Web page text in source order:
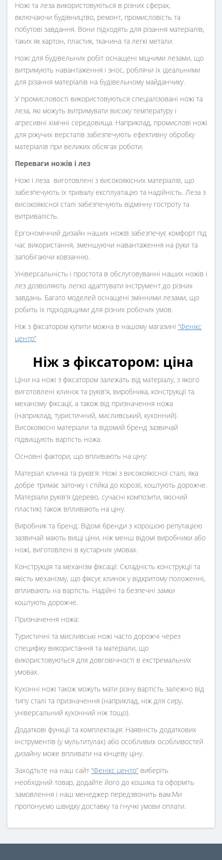
Ножі та леза використовуються в різних сферах,
включаючи будівництво, ремонт, промисловість та
побутові завдання. Вони підходять для різання матеріалів,
таких як картон, пластик, тканина та легкі метали.
Ножі для будівельних робіт оснащені міцними лезами, що
витримують навантаження і знос, роблячи їх ідеальними
для різання матеріалів на будівельному майданчику.
У промисловості використовуються спеціалізовані ножі та
леза, які можуть витримувати високу температуру і
агресивні хімічні середовища. Наприклад, промислові ножі
для ріжучих верстатів забезпечують ефективну обробку
матеріалів при великих обсягах роботи.
Переваги ножів і лез
Ножі і леза виготовлені з високоякісних матеріалів, що
забезпечують їх тривалу експлуатацію та надійність. Леза з
високоякісної сталі забезпечують відмінну гостроту та
витривалість.
Ергономічний дизайн наших ножів забезпечує комфорт під
час використання, зменшуючи навантаження на руки та
запобігаючи ковзанню.
Універсальність і простота в обслуговуванні наших ножів і
лез дозволяють легко адаптувати інструмент до різних
завдань. Багато моделей оснащені змінними лезами, що
робить їх підходящими для різних робочих умов.
Ніж з фіксатором купити можна в нашому магазині “Фенікс
центр”
Ніж з фіксатором: ціна
Ціни на ножі з фіксатором залежать від матеріалу, з якого
виготовлені клинок та руків'я, виробника, конструкції та
механізму фіксації, а також від призначення ножа
(наприклад, туристичний, мисливський, кухонний).
Високоякісні матеріали та відомий бренд зазвичай
підвищують вартість ножа.
Основні фактори, що впливають на ціну:
Матеріал клинка та руків'я: Ножі з високоякісної сталі, яка
добре тримає заточку і стійка до корозії, коштують дорожче.
Матеріали руків'я (дерево, сучасні композити, якісний
пластик) також впливають на ціну.
Виробник та бренд: Відомі бренди з хорошою репутацією
зазвичай мають вищі ціни, ніж менш відомі виробники або
ножі, виготовлені в кустарних умовах.
Конструкція та механізм фіксації: Складність конструкції та
якість механізму, що фіксує клинок у відкритому положенні,
впливають на вартість. Надійні та безпечні замки
коштують дорожче.
Призначення ножа:
Туристичні та мисливські ножі часто дорожчі через
специфіку використання та матеріали, що
використовуються для довговічності в екстремальних
умовах.
Кухонні ножі також можуть мати різну вартість залежно від
типу сталі та призначення (наприклад, ніж для сиру,
універсальний кухонний ніж тощо).
Додаткові функції та комплектація: Наявність додаткових
інструментів (у мультитулах) або особливих особливостей
дизайну може впливати на кінцеву ціну.
Заходтьте на наш сайт “Фенікс центр” виберіть
необхідний товар, додайте його до кошика та оформіть
замовлення і наш менеджер передзвонить вам.Ми
пропонуємо швидку доставку та гнучкі умови оплати.